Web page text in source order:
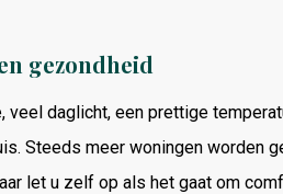
gezondheid
veel daglicht, een prettige
Steeds meer woningen worden
let u zelf op als het gaat om